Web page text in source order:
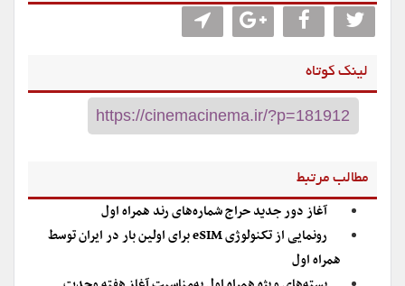
لینک کوتاه
مطالب مرتبط
آغاز دور جدید حراج شماره‌های رند همراه اول
رونمایی از تکنولوژی eSIM برای اولین بار در ایران توسط
همراه اول